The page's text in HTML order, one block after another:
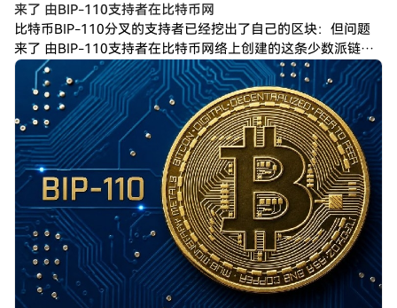
来了 由BIP-110支持者在比特币网
比特币BIP-110分叉的支持者已经挖出了自己的区块：但问题
来了 由BIP-110支持者在比特币网络上创建的这条少数派链，
其进度明显落后于主链$BTC。 在比特币区块高度961,632之后
发生的分叉中